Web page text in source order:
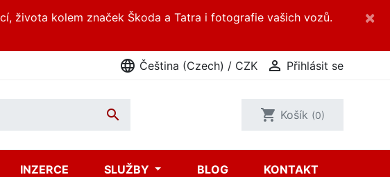
života kolem značek Škoda a Tatra i fotografie vašich vozů.
×
language Čeština (Czech) / CZK  Přihlásit se
 shopping_cart Košík (0)
INZERCE SLUŽBY BLOG KONTAKT